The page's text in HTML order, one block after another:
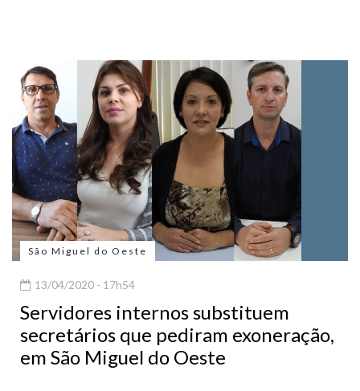
São Miguel do Oeste
13/04/2020 - 17h54
Servidores internos substituem
secretários que pediram exoneração,
em São Miguel do Oeste